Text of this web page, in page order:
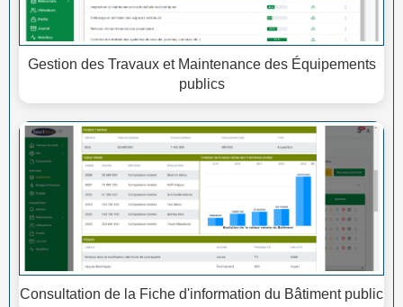
Gestion des Travaux et Maintenance des Équipements
publics
Consultation de la Fiche d'information du Bâtiment public